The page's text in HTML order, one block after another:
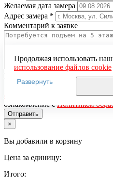
Желаемая дата замера
Адрес замера *
Комментарий к заявке
Понравившаяся модель
Нажимая кнопку
обработку персональных
ознакомление с Политикой
Продолжая использовать наш
использование файлов cookieи других
пользовательских данных
местоположении, устройстве,
для функционирования
использования систем
Яндекс.Метрика), в
Если вы не хотите, чтобы
настройте ограничения в
Развернуть
×
Вы добавили в корзину
Цена за единицу:
Итого: